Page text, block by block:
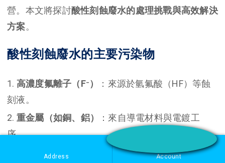
Address Account
營。本文將探討酸性刻蝕廢水的處理挑戰與高效解決
方案。
酸性刻蝕廢水的主要污染物
高濃度氟離子（F⁻）
：來源於氫氟酸（HF）等蝕
刻液。
重金屬（如銅、鋁）
：來自導電材料與電鍍工
序。
：來自光阻層殘留與有機添加劑。